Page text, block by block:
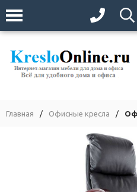
Главная / Офисные кресла /